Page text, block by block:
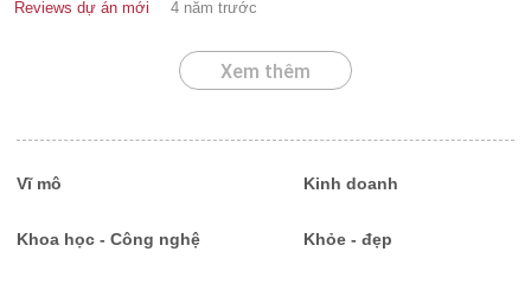
Reviews dự án mới 4 năm trước
Xem thêm
Vĩ mô Kinh doanh
Khoa học - Công nghệ Khỏe - đẹp